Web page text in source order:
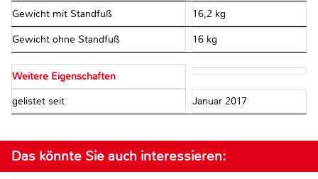
Gewicht mit Standfuß 16,2 kg
Gewicht ohne Standfuß 16 kg
Weitere Eigenschaften
gelistet seit Januar 2017
Das könnte Sie auch interessieren: